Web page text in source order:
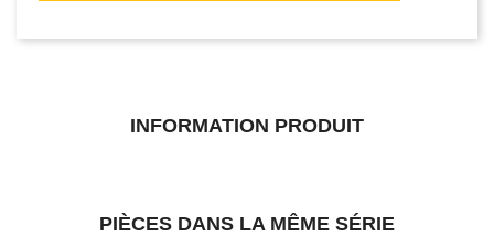
INFORMATION PRODUIT
PIÈCES DANS LA MÊME SÉRIE